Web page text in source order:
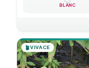
BLANC
🪴VIVACE